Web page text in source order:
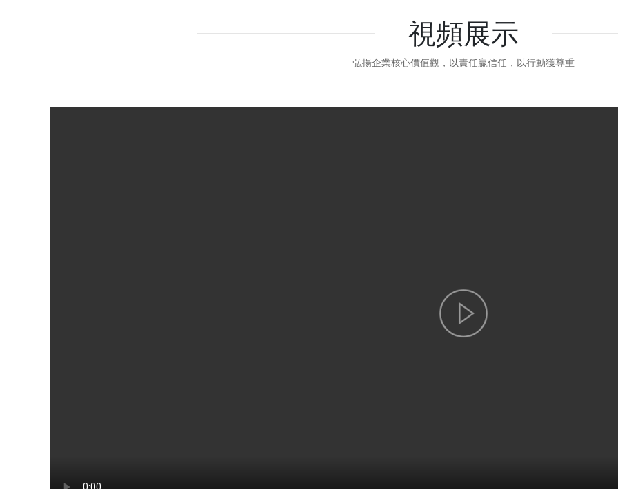
視頻展示
弘揚企業核心價值觀，以責任贏信任，以行動獲尊重